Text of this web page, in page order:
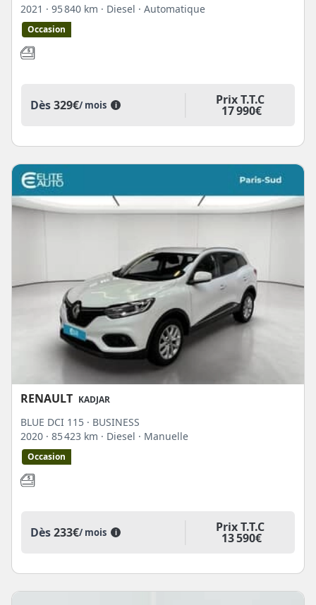
2021 · 95 840 km · Diesel · Automatique
Occasion
Dès329€/ mois i Prix T.T.C
17 990€
RENAULT KADJAR
BLUE DCI 115 · BUSINESS
2020 · 85 423 km · Diesel · Manuelle
Occasion
Dès233€/ mois i Prix T.T.C
13 590€